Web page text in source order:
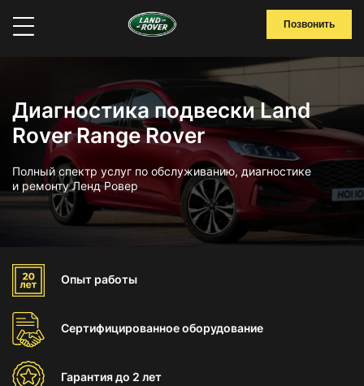
Позвонить
Диагностика подвески Land
Rover Range Rover
Полный спектр услуг по обслуживанию, диагностике
и ремонту Ленд Ровер
Опыт работы
Сертифицированноеоборудование
Гарантиядо 2 лет